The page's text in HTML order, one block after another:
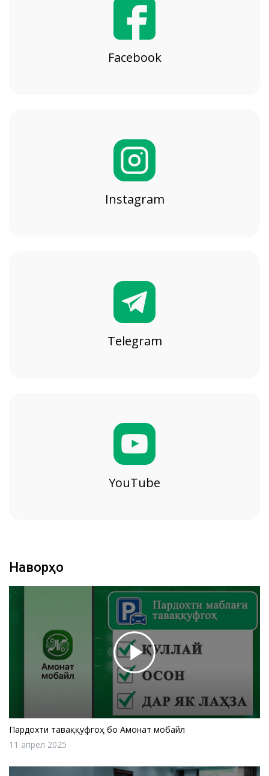
Facebook
Instagram
Telegram
YouTube
Наворҳо
Пардохти таваққуфгоҳ бо Амонат мобайл
11 апрел 2025